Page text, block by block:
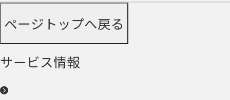
ページトップへ戻る
サービス情報